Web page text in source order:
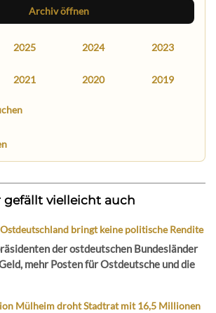
Archiv öffnen
2025 2024 2023
2021 2020 2019
gefällt vielleicht auch
bringt keine politische Rendite
der ostdeutschen Bundesländer
mehr Posten für Ostdeutsche und die
Mülheim droht Stadtrat mit 16,5 Millionen